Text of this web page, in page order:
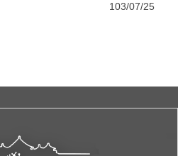
103/07/25